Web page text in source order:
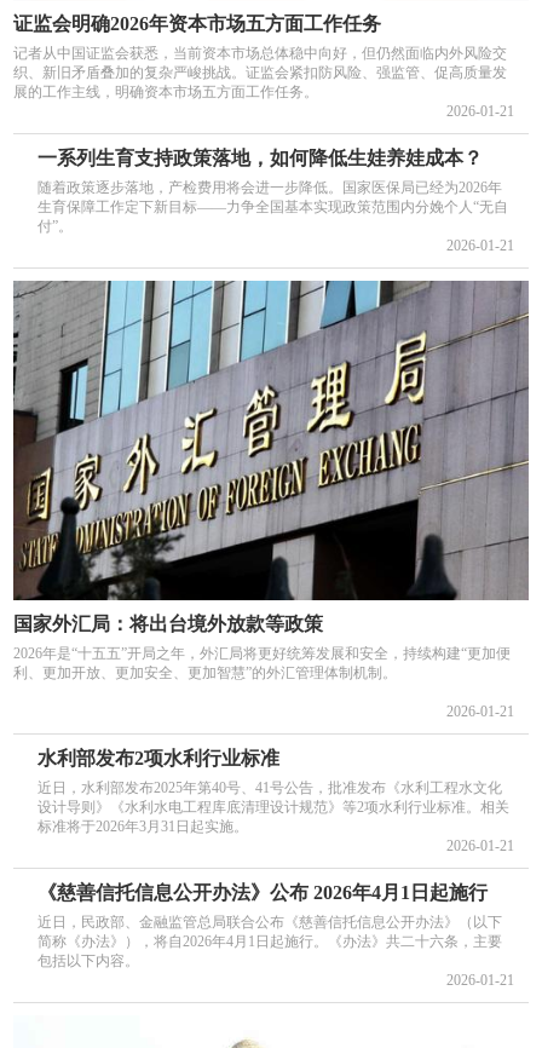
证监会明确2026年资本市场五方面工作任务
记者从中国证监会获悉，当前资本市场总体稳中向好，但仍然面临内外风险交
织、新旧矛盾叠加的复杂严峻挑战。证监会紧扣防风险、强监管、促高质量发
展的工作主线，明确资本市场五方面工作任务。
2026-01-21
一系列生育支持政策落地，如何降低生娃养娃成本？
随着政策逐步落地，产检费用将会进一步降低。国家医保局已经为2026年
生育保障工作定下新目标——力争全国基本实现政策范围内分娩个人“无自
付”。
2026-01-21
国家外汇局：将出台境外放款等政策
2026年是“十五五”开局之年，外汇局将更好统筹发展和安全，持续构建“更加便
利、更加开放、更加安全、更加智慧”的外汇管理体制机制。
2026-01-21
水利部发布2项水利行业标准
近日，水利部发布2025年第40号、41号公告，批准发布《水利工程水文化
设计导则》《水利水电工程库底清理设计规范》等2项水利行业标准。相关
标准将于2026年3月31日起实施。
2026-01-21
《慈善信托信息公开办法》公布 2026年4月1日起施行
近日，民政部、金融监管总局联合公布《慈善信托信息公开办法》（以下
简称《办法》），将自2026年4月1日起施行。《办法》共二十六条，主要
包括以下内容。
2026-01-21